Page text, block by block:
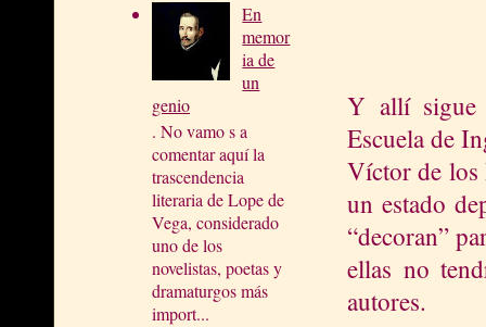
En
memor
ia de
un
genio
. No vamo s a
comentar aquí la
trascendencia
literaria de Lope de
Vega, considerado
uno de los
novelistas, poetas y
dramaturgos más
import...
Y allí sigue
Escuela de
Víctor de los
un estado
“decoran”
ellas no
autores.